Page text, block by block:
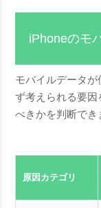
iPhoneのモ
モバイルデータ
ず考えられる要
べきかを判断でき
原因カテゴリ